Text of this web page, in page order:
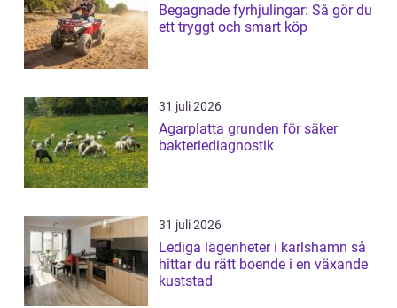
Begagnade fyrhjulingar: Så gör du
ett tryggt och smart köp
31 juli 2026
Agarplatta grunden för säker
bakteriediagnostik
31 juli 2026
Lediga lägenheter i karlshamn så
hittar du rätt boende i en växande
kuststad